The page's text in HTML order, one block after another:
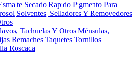
Secado Rapido Pigmento Para
Solventes, Selladores Y Removedores
Tachuelas Y Otros Ménsulas,
Remaches Taquetes Tornillos
Roscada